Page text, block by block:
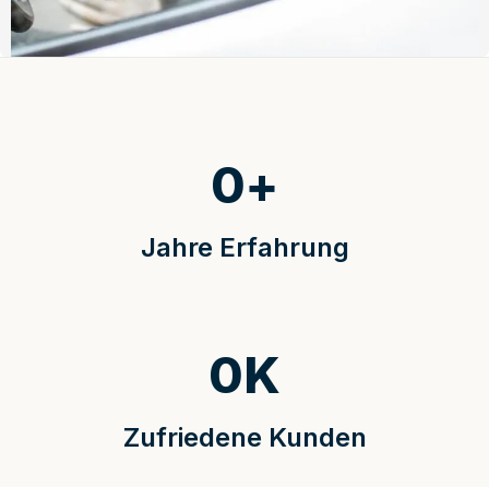
Jahre Erfahrung
0+
Zufriedene Kunden
0K